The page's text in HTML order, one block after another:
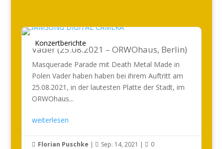
Konzertberichte
Vader (25.08.2021 – ORWOhaus, Berlin)
Masquerade Parade mit Death Metal Made in
Polen Vader haben haben bei ihrem Auftritt am
25.08.2021, in der lautesten Platte der Stadt, im
ORWOhaus...
weiterlesen
 Florian Puschke |  Sep. 14, 2021 |  0